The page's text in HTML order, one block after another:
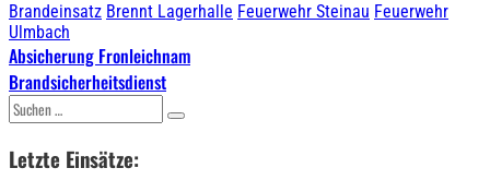
Brandeinsatz Brennt Lagerhalle Feuerwehr Steinau Feuerwehr
Ulmbach
Beitragsnavigation
Absicherung Fronleichnam
Brandsicherheitsdienst
Suchen
nach:
Letzte Einsätze: